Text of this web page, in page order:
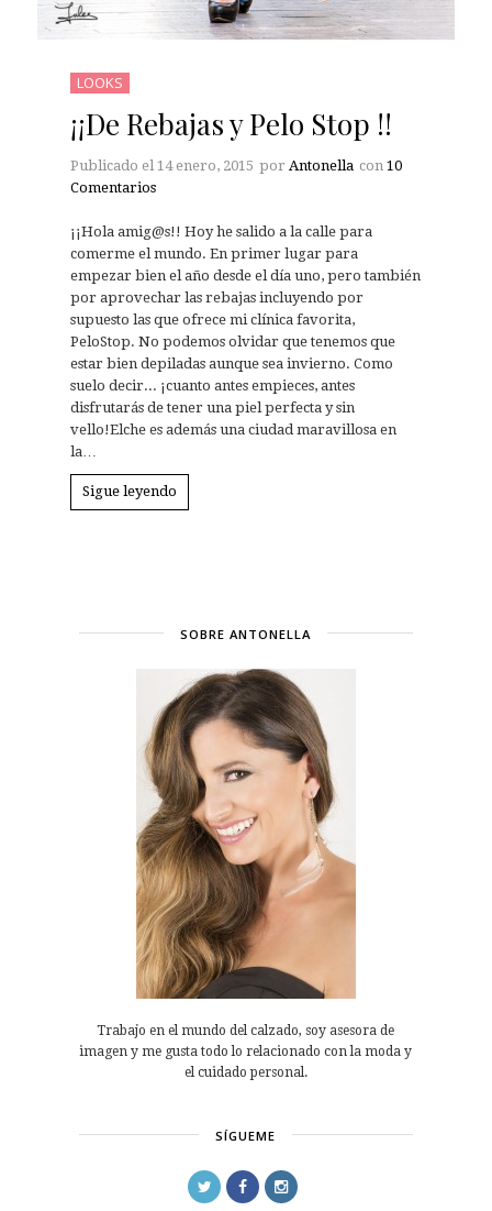
LOOKS
¡¡De Rebajas y Pelo Stop !!
Publicado el 14 enero, 2015 por Antonella con 10
Comentarios
¡¡Hola amig@s!! Hoy he salido a la calle para
comerme el mundo. En primer lugar para
empezar bien el año desde el día uno, pero también
por aprovechar las rebajas incluyendo por
supuesto las que ofrece mi clínica favorita,
PeloStop. No podemos olvidar que tenemos que
estar bien depiladas aunque sea invierno. Como
suelo decir... ¡cuanto antes empieces, antes
disfrutarás de tener una piel perfecta y sin
vello!Elche es además una ciudad maravillosa en
la…
Sigue leyendo
SOBRE ANTONELLA
Trabajo en el mundo del calzado, soy asesora de
imagen y me gusta todo lo relacionado con la moda y
el cuidado personal.
SÍGUEME